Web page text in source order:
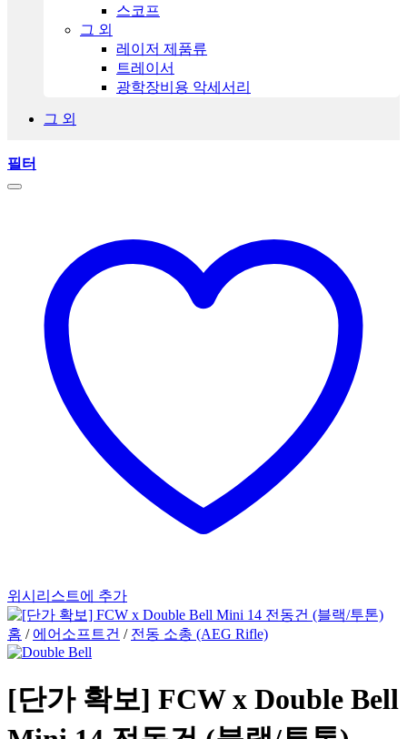
스코프
그 외
레이저 제품류
트레이서
광학장비용 악세서리
그 외
필터
위시리스트에 추가
홈 / 에어소프트건 / 전동 소총 (AEG Rifle)
[단가 확보] FCW x Double Bell